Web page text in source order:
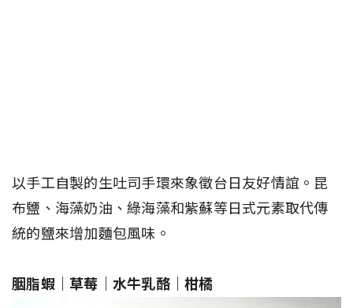
以手工自製的生吐司手環來象徵台日友好情誼。昆
布鹽、海藻奶油、綠海藻和紫蘇等日式元素取代傳
統的鹽來增加麵包風味。
胭脂蝦｜草莓｜水牛乳酪｜柑橘